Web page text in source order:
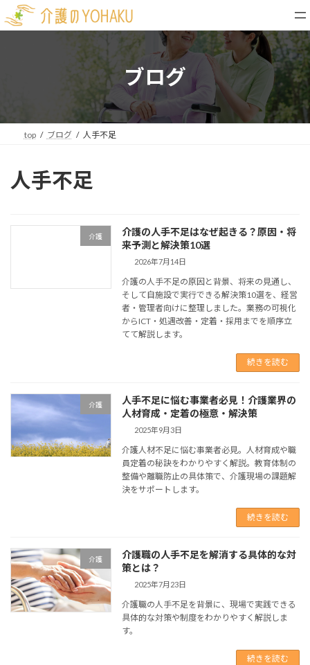
ン
ッ
ビ
移
ブログ
top ブログ 人手不足
人手不足
介護
介護の人手不足はなぜ起きる？原因・将
来予測と解決策10選
2026年7月14日
介護の人手不足の原因と背景、将来の見通し、
そして自施設で実行できる解決策10選を、経営
者・管理者向けに整理しました。業務の可視化
からICT・処遇改善・定着・採用までを順序立
てて解説します。
続きを読む
介護
人手不足に悩む事業者必見！介護業界の
人材育成・定着の極意・解決策
2025年9月3日
介護人材不足に悩む事業者必見。人材育成や職
員定着の秘訣をわかりやすく解説。教育体制の
整備や離職防止の具体策で、介護現場の課題解
決をサポートします。
続きを読む
介護
介護職の人手不足を解消する具体的な対
策とは？
2025年7月23日
介護職の人手不足を背景に、現場で実践できる
具体的な対策や制度をわかりやすく解説しま
す。
続きを読む